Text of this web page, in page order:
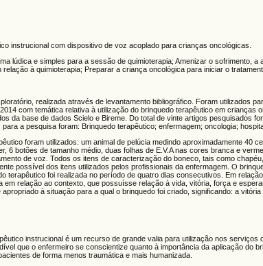
instrucional com dispositivo de voz acoplado para crianças oncológicas.
lúdica e simples para a sessão de quimioterapia; Amenizar o sofrimento,
à quimioterapia; Preparar a criança oncológica para iniciar o
realizada através de levantamento bibliográfico. Foram utilizados
com temática relativa à utilização do brinquedo terapêutico em crianças
da base de dados Scielo e Bireme. Do total de vinte artigos pesquisados
a pesquisa foram: Brinquedo terapêutico; enfermagem; oncologia;
foram utilizados: um animal de pelúcia medindo aproximadamente 40
6 botões de tamanho médio, duas folhas de E.V.A nas cores branca e
de voz. Todos os itens de caracterização do boneco, tais como
possível dos itens utilizados pelos profissionais da enfermagem. O
terapêutico foi realizada no período de quatro dias consecutivos. Em
em relação ao contexto, que possuísse relação à vida, vitória, força e
à situação para a qual o brinquedo foi criado, significando: a vitória
instrucional é um recurso de grande valia para utilização nos serviços
que o enfermeiro se conscientize quanto à importância da aplicação do
de forma menos traumática e mais humanizada.